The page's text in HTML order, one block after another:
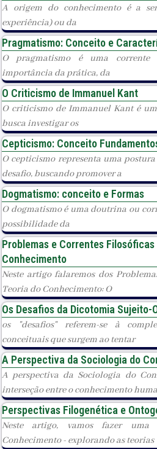
A origem do conhecimento é a
experiência) ou da
Pragmatismo: Conceito e
O pragmatismo é uma
importância da prática, da
O Criticismo de Immanuel Kant
O criticismo de Immanuel Kant é
busca investigar os
Cepticismo: Conceito
O cepticismo representa uma
desafio, buscando promover a
Dogmatismo: conceito e Formas
O dogmatismo é uma doutrina ou
possibilidade da
Problemas e Correntes Filosóficas
Conhecimento
Neste artigo falaremos dos
Teoria do Conhecimento: O
Os Desafios da Dicotomia Sujeito-
os "desafios" referem-se à
conceituais que surgem ao tentar
A Perspectiva da Sociologia do
A perspectiva da Sociologia do
interseção entre o conhecimento
Perspectivas Filogenética e
Neste artigo, vamos fazer uma
Conhecimento - explorando as teorias